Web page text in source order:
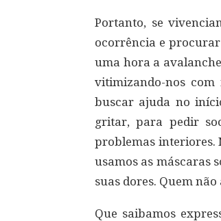
Portanto, se
ocorrência e
uma hora a
vitimizando-nos com
buscar ajuda no
gritar, para pedir
problemas interiores.
usamos as máscaras
suas dores. Quem não
Que saibamos